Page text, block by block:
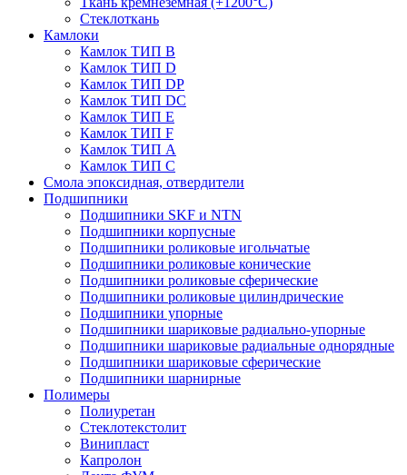
Стеклоткань
Камлоки
Камлок ТИП B
Камлок ТИП D
Камлок ТИП DP
Камлок ТИП DС
Камлок ТИП E
Камлок ТИП F
Камлок ТИП А
Камлок ТИП С
Смола эпоксидная, отвердители
Подшипники
Подшипники SKF и NTN
Подшипники корпусные
Подшипники роликовые игольчатые
Подшипники роликовые конические
Подшипники роликовые сферические
Подшипники роликовые цилиндрические
Подшипники упорные
Подшипники шариковые радиально-упорные
Подшипники шариковые радиальные однорядные
Подшипники шариковые сферические
Подшипники шарнирные
Полимеры
Полиуретан
Стеклотекстолит
Винипласт
Капролон